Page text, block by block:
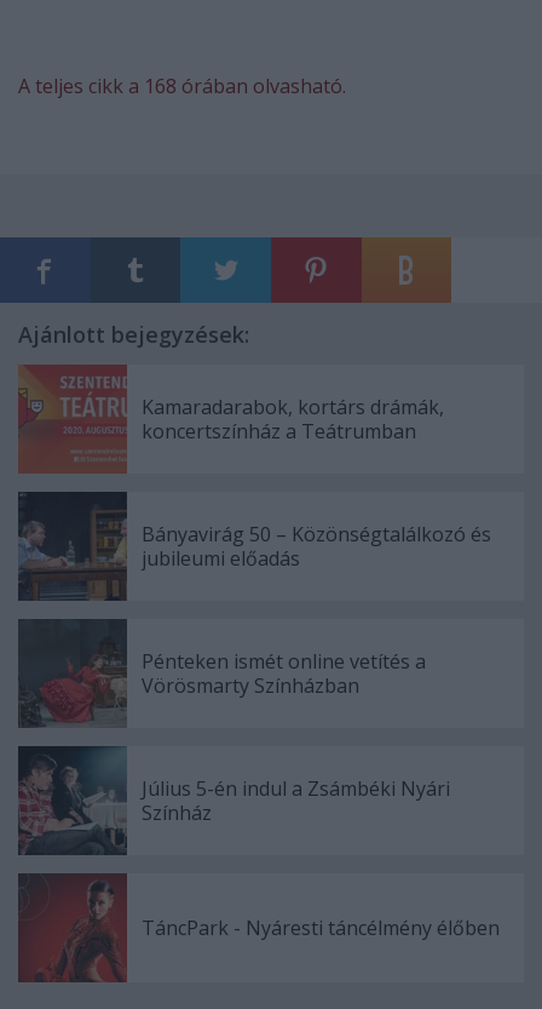
A teljes cikk a 168 órában olvasható.
Ajánlott bejegyzések:
Kamaradarabok, kortárs drámák,
koncertszínház a Teátrumban
Bányavirág 50 – Közönségtalálkozó és
jubileumi előadás
Pénteken ismét online vetítés a
Vörösmarty Színházban
Július 5-én indul a Zsámbéki Nyári
Színház
TáncPark - Nyáresti táncélmény élőben